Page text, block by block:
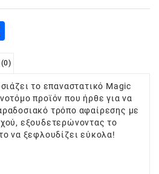
(0)
το επαναστατικό Magic
προϊόν που ήρθε για να
τρόπο αφαίρεσης με
εξουδετερώνοντας το
να ξεφλουδίζει εύκολα!